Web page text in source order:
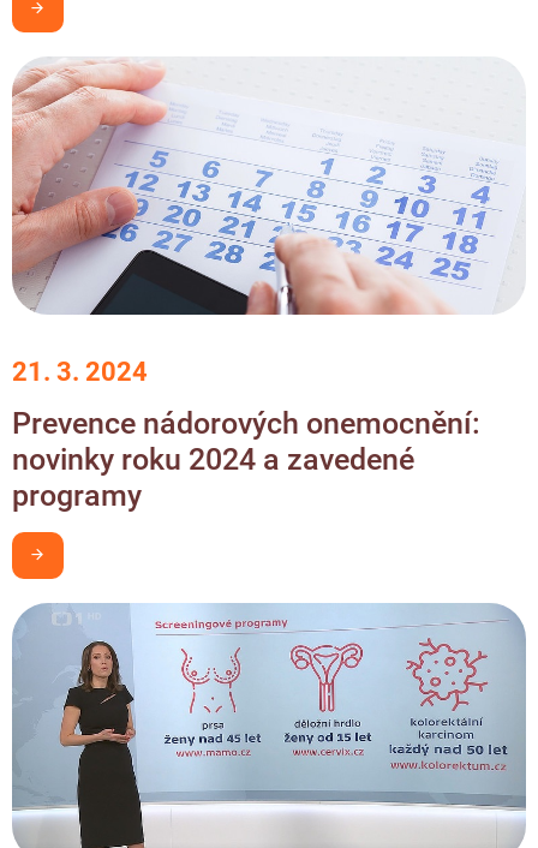
21. 3. 2024
Prevence nádorových onemocnění:
novinky roku 2024 a zavedené
programy